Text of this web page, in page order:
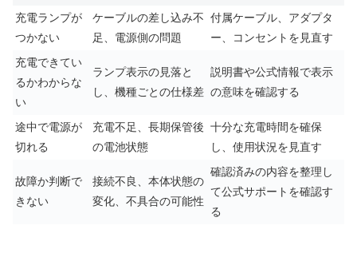
充電ランプが
つかない
ケーブルの差し込み不
足、電源側の問題
付属ケーブル、アダプタ
ー、コンセントを見直す
充電できてい
るかわからな
い
ランプ表示の見落と
し、機種ごとの仕様差
説明書や公式情報で表示
の意味を確認する
途中で電源が
切れる
充電不足、長期保管後
の電池状態
十分な充電時間を確保
し、使用状況を見直す
故障か判断で
きない
接続不良、本体状態の
変化、不具合の可能性
確認済みの内容を整理し
て公式サポートを確認す
る